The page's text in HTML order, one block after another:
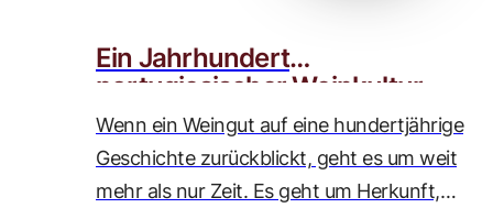
Ein Jahrhundert
portugiesischer Weinkultur
Wenn ein Weingut auf eine hundertjährige
Geschichte zurückblickt, geht es um weit
mehr als nur Zeit. Es geht um Herkunft,